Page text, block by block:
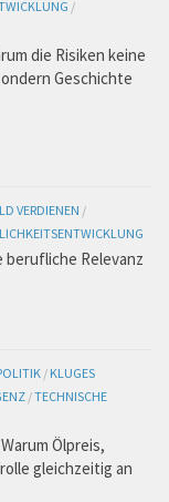
/
die Risiken keine
Geschichte
VERDIENEN /
berufliche Relevanz
/ KLUGES
/TECHNISCHE
Ölpreis,
gleichzeitig an